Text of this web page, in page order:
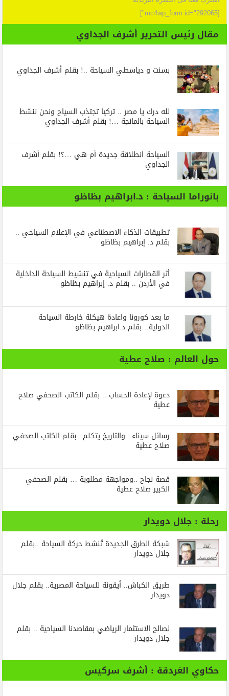
[mc4wp_form id="292065"]
مقال رئيس التحرير أشرف الجداوي
بسنت و دياسطي السياحة ..! بقلم أشرف الجداوي
لله درك يا مصر .. تركيا تجتذب السياح ونحن ننشط
السياحة بالمانجة …! بقلم أشرف الجداوي
السياحة انطلاقة جديدة أم هي …؟! بقلم أشرف
الجداوي
بانوراما السياحة : د.ابراهيم بظاظو
تطبيقات الذكاء الاصطناعي في الإعلام السياحي ..
بقلم د. إبراهيم بظاظو
أثر القطارات السياحية في تنشيط السياحة الداخلية
في الأردن .. بقلم د. إبراهيم بظاظو
ما بعد كورونا واعادة هيكلة خارطة السياحة
الدولية…بقلم د.ابراهيم بظاظو
حول العالم : صلاح عطية
دعوة لإعادة الحساب .. بقلم الكاتب الصحفي صلاح
عطية
رسائل‭ ‬سيناء‭.. ‬والتاريخ‭ ‬يتكلم.. بقلم الكاتب الصحفي
صلاح عطية
قصة نجاح ..ومواجهة مطلوبة … بقلم الصحفي
الكبير صلاح عطية
رحلة : جلال دويدار
شبكة الطرق الجديدة تُنشط حركة السياحة ..بقلم
جلال دويدار
طريق الكباش.. أيقونة للسياحة المصرية.. بقلم جلال
دويدار
لصالح الاستثمار الرياضي بمقاصدنا السياحية .. بقلم
جلال دويدار
حكاوي الغردقة : أشرف سركيس